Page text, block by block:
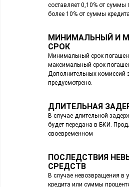
составляет 0,10% от суммы
более 10% от суммы кредита.
МИНИМАЛЬНЫЙ И
СРОК
Минимальный срок
максимальный срок
Дополнительных комиссий
предусмотрено.
ДЛИТЕЛЬНАЯ
В случае длительной
будет передана в БКИ.
своевременном
ПОСЛЕДСТВИЯ
СРЕДСТВ
В случае невозвращения в
кредита или суммы